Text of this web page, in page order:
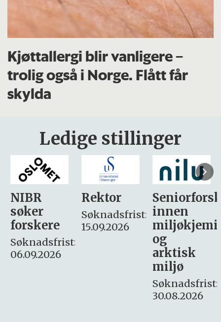
Kjøttallergi blir vanligere –
trolig også i Norge. Flått får
skylda
Ledige stillinger
Rektor
Søknadsfrist:
15.09.2026
Seniorforsker
innen
miljøkjemi
søker
– fast
Søknadsfrist:
16. august.